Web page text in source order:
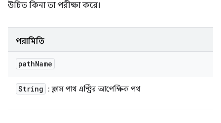
উচিত কিনা তা পরীক্ষা করে।
পরামিতি
pathName
String : ক্লাস পাথ এন্ট্রির আপেক্ষিক পথ